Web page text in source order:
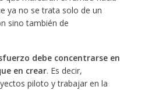
ya no se trata solo de un
sino también de
debe concentrarse en
en crear. Es decir,
piloto y trabajar en la